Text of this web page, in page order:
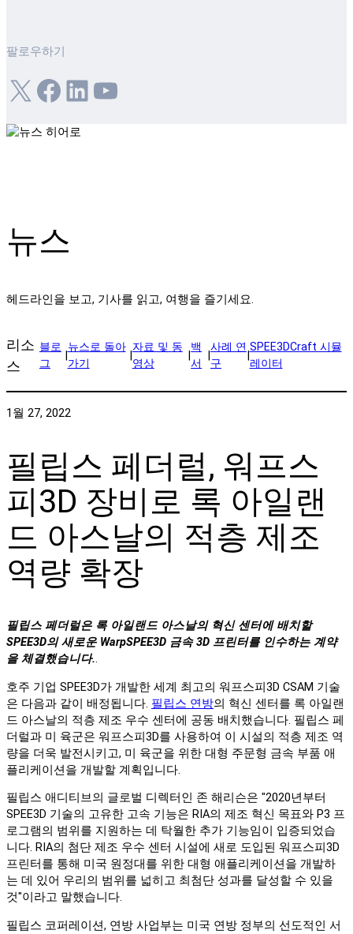
팔로우하기
X Facebook LinkedIn YouTube
뉴스
헤드라인을 보고, 기사를 읽고, 여행을 즐기세요.
리소
스
블로
그
|
뉴스로 돌아
가기
|
자료 및 동
영상
|
백
서
|
사례 연
구
|
SPEE3DCraft 시뮬
레이터
1월 27, 2022
필립스 페더럴, 워프스
피3D 장비로 록 아일랜
드 아스날의 적층 제조
역량 확장
필립스 페더럴은 록 아일랜드 아스날의 혁신 센터에 배치할
SPEE3D의 새로운 WarpSPEE3D 금속 3D 프린터를 인수하는 계약
을 체결했습니다..
호주 기업 SPEE3D가 개발한 세계 최고의 워프스피3D CSAM 기술
은 다음과 같이 배정됩니다. 필립스 연방의 혁신 센터를 록 아일랜
드 아스날의 적층 제조 우수 센터에 공동 배치했습니다. 필립스 페
더럴과 미 육군은 워프스피3D를 사용하여 이 시설의 적층 제조 역
량을 더욱 발전시키고, 미 육군을 위한 대형 주문형 금속 부품 애
플리케이션을 개발할 계획입니다.
필립스 애디티브의 글로벌 디렉터인 존 해리슨은 "2020년부터
SPEE3D 기술의 고유한 고속 기능은 RIA의 제조 혁신 목표와 P3 프
로그램의 범위를 지원하는 데 탁월한 추가 기능임이 입증되었습
니다. RIA의 첨단 제조 우수 센터 시설에 새로 도입된 워프스피3D
프린터를 통해 미국 원정대를 위한 대형 애플리케이션을 개발하
는 데 있어 우리의 범위를 넓히고 최첨단 성과를 달성할 수 있을
것"이라고 말했습니다.
필립스 코퍼레이션, 연방 사업부는 미국 연방 정부의 선도적인 서